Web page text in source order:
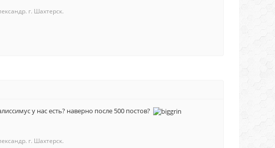
г. Шахтерск.
у нас есть? наверно после 500 постов?
г. Шахтерск.